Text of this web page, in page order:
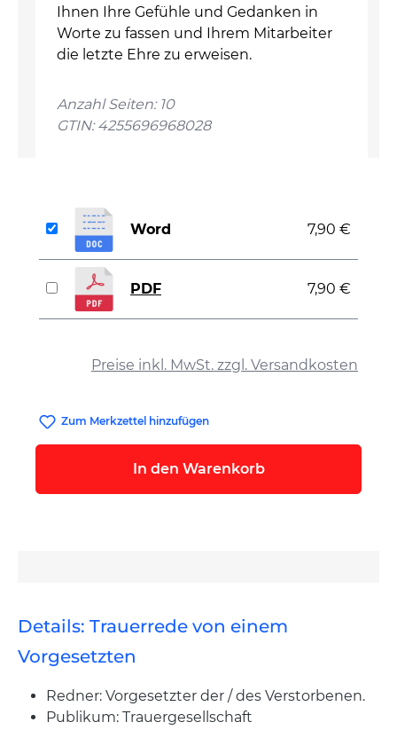
Ihnen Ihre Gefühle und Gedanken in
Worte zu fassen und Ihrem Mitarbeiter
die letzte Ehre zu erweisen.
Anzahl Seiten: 10
GTIN: 4255696968028
Preise inkl. MwSt. zzgl. Versandkosten
Word 7,90 €
PDF 7,90 €
Zum Merkzettel hinzufügen
In den Warenkorb
Details: Trauerrede von einem
Vorgesetzten
Redner: Vorgesetzter der / des Verstorbenen.
Publikum: Trauergesellschaft